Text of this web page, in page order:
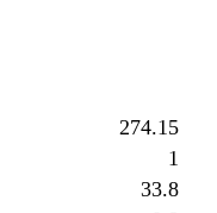
274.15
1
33.8